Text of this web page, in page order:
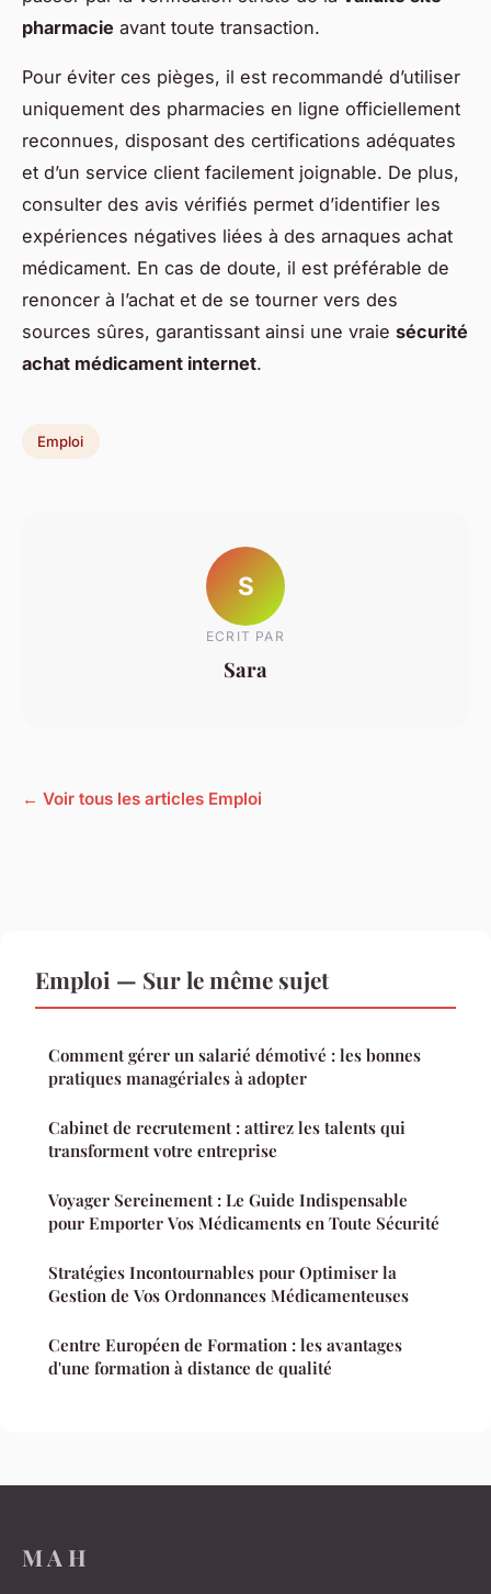
pharmacie avant toute transaction.
Pour éviter ces pièges, il est recommandé d’utiliser
uniquement des pharmacies en ligne officiellement
reconnues, disposant des certifications adéquates
et d’un service client facilement joignable. De plus,
consulter des avis vérifiés permet d’identifier les
expériences négatives liées à des arnaques achat
médicament. En cas de doute, il est préférable de
renoncer à l’achat et de se tourner vers des
sources sûres, garantissant ainsi une vraie sécurité
achat médicament internet.
Emploi
S
ECRIT PAR
Sara
← Voir tous les articles Emploi
Emploi — Sur le même sujet
Comment gérer un salarié démotivé : les bonnes
pratiques managériales à adopter
Cabinet de recrutement : attirez les talents qui
transforment votre entreprise
Voyager Sereinement : Le Guide Indispensable
pour Emporter Vos Médicaments en Toute Sécurité
Stratégies Incontournables pour Optimiser la
Gestion de Vos Ordonnances Médicamenteuses
Centre Européen de Formation : les avantages
d'une formation à distance de qualité
M A H